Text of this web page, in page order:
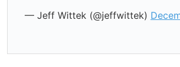
— Jeff Wittek (@jeffwittek)